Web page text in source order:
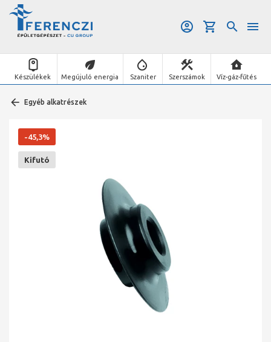
Készülékek Megújuló energia Szaniter Szerszámok Víz-gáz-fűtés
Egyéb alkatrészek
-45,3%
Kifutó